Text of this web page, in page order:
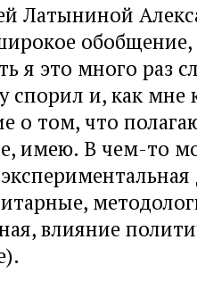
Латыниной
я это много раз
спорил и, как мне
о том, что
имею. В чем-то
влияние